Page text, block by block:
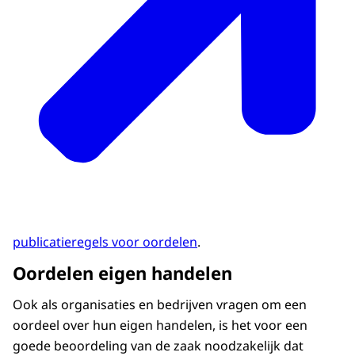
publicatieregels voor oordelen.
Oordelen eigen handelen
Ook als organisaties en bedrijven vragen om een
oordeel over hun eigen handelen, is het voor een
goede beoordeling van de zaak noodzakelijk dat